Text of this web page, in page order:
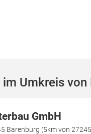
Umkreis
GmbH
Barenburg (5km von